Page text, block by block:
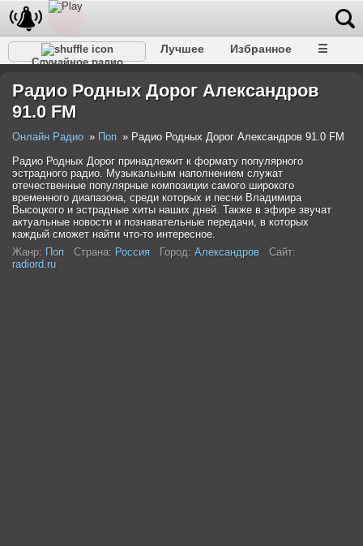
Случайное радио
Лучшее Избранное ☰
Радио Родных Дорог Александров
91.0 FM
Онлайн Радио Поп
Радио Родных Дорог Александров 91.0 FM
Радио Родных Дорог принадлежит к формату популярного
эстрадного радио. Музыкальным наполнением служат
отечественные популярные композиции самого широкого
временного диапазона, среди которых и песни Владимира
Высоцкого и эстрадные хиты наших дней. Также в эфире звучат
актуальные новости и познавательные передачи, в которых
каждый сможет найти что-то интересное.
Жанр: Поп Страна: Россия Город: Александров
Сайт:
radiord.ru